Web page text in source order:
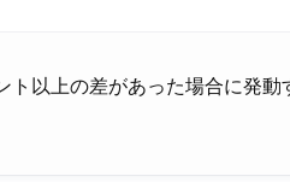
以上の差があった場合に発動